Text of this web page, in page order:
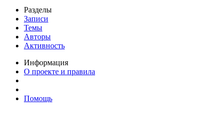
Разделы
Записи
Темы
Авторы
Активность
Информация
О проекте и правила
Помощь